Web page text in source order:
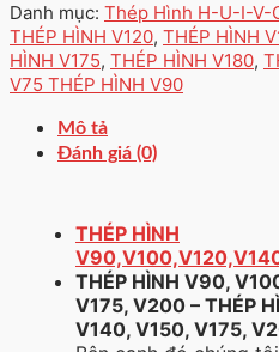
Danh mục: Thép Hình H-U-I-V-
THÉP HÌNH V120, THÉP HÌNH
HÌNH V175, THÉP HÌNH V180,
V75 THÉP HÌNH V90
Mô tả
Đánh giá (0)
THÉP HÌNH
THÉP HÌNH V90,
V175, V200 – THÉP
V140, V150, V175,